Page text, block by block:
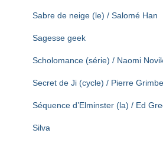
Sabre de neige (le) / Salomé Han
Sagesse geek
Scholomance (série) / Naomi
Secret de Ji (cycle) / Pierre
Séquence d’Elminster (la) / Ed
Silva